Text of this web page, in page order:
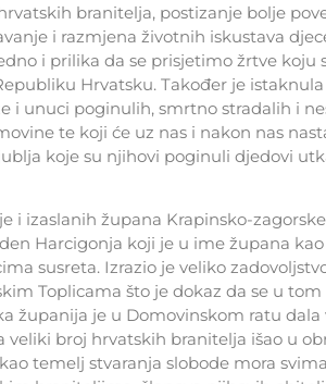
branitelja, postizanje bolje
i razmjena životnih iskustava
i prilika da se prisjetimo žrtve koju
Hrvatsku. Također je
i unuci poginulih, smrtno stradalih i
te koji će uz nas i nakon nas
koje su njihovi poginuli djedovi
i izaslanih župana Krapinsko-
Harcigonja koji je u ime župana
susreta. Izrazio je veliko
Toplicama što je dokaz da se u
županija je u Domovinskom ratu
veliki broj hrvatskih branitelja išao u
temelj stvaranja slobode mora